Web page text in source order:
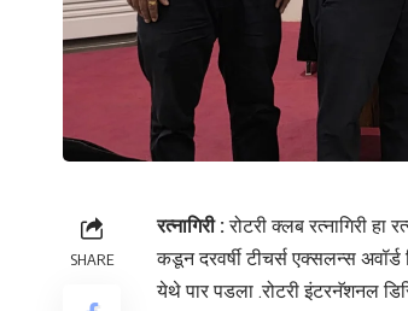
SHARE
रत्नागिरी :रोटरी क्लब रत्नागिरी
कडून दरवर्षी टीचर्स एक्सलन्स
येथे पार पडला .रोटरी इंटरनॅशनल